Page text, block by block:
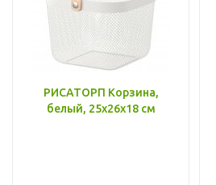
РИСАТОРП Корзина,
белый, 25x26x18 см